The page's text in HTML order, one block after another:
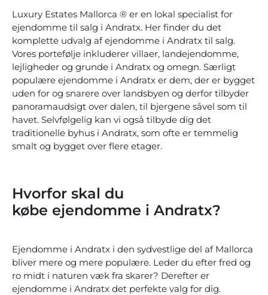
Luxury Estates Mallorca ® er en lokal specialist for
ejendomme til salg i Andratx. Her finder du det
komplette udvalg af ejendomme i Andratx til salg.
Vores portefølje inkluderer villaer, landejendomme,
lejligheder og grunde i Andratx og omegn. Særligt
populære ejendomme i Andratx er dem, der er bygget
uden for og snarere over landsbyen og derfor tilbyder
panoramaudsigt over dalen, til bjergene såvel som til
havet. Selvfølgelig kan vi også tilbyde dig det
traditionelle byhus i Andratx, som ofte er temmelig
smalt og bygget over flere etager.
Hvorfor skal du
købe ejendomme i Andratx?
Ejendomme i Andratx i den sydvestlige del af Mallorca
bliver mere og mere populære. Leder du efter fred og
ro midt i naturen væk fra skarer? Derefter er
ejendomme i Andratx det perfekte valg for dig.